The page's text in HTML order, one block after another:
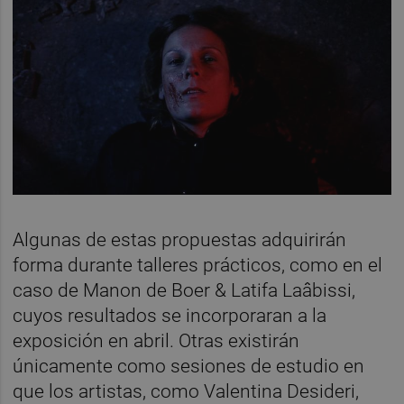
Algunas de estas propuestas adquirirán
forma durante talleres prácticos, como en el
caso de Manon de Boer & Latifa Laâbissi,
cuyos resultados se incorporaran a la
exposición en abril. Otras existirán
únicamente como sesiones de estudio en
que los artistas, como Valentina Desideri,